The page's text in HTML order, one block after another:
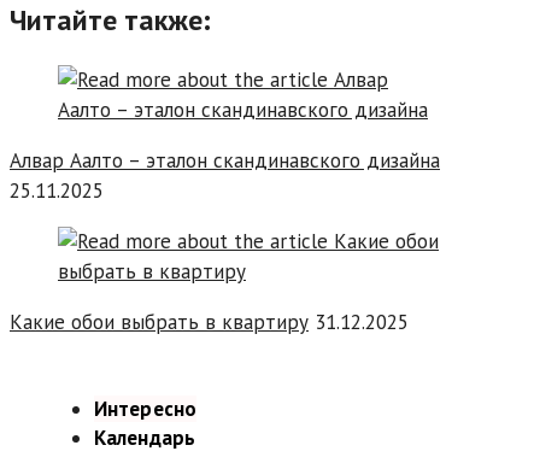
Читайте также:
Алвар Аалто – эталон скандинавского дизайна
25.11.2025
Какие обои выбрать в квартиру 31.12.2025
Интересно
Календарь